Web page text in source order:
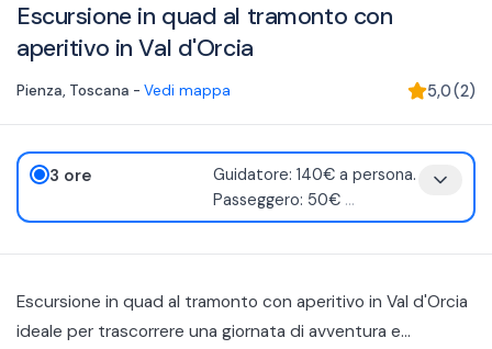
Escursione in quad al tramonto con
aperitivo in Val d'Orcia
Pienza, Toscana - Vedi mappa 5,0(2)
3 ore
Guidatore: 140€ a persona.
Passeggero: 50€...
Escursione in quad al tramonto con aperitivo in Val d'Orcia
ideale per trascorrere una giornata di avventura e